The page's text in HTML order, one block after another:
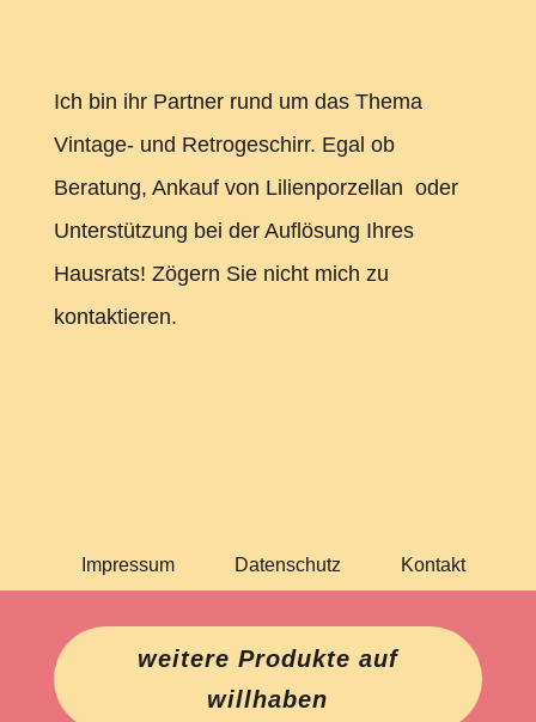
Ich bin ihr Partner rund um das Thema
Vintage- und Retrogeschirr. Egal ob
Beratung, Ankauf von Lilienporzellan oder
Unterstützung bei der Auflösung Ihres
Hausrats! Zögern Sie nicht mich zu
kontaktieren.
Impressum Datenschutz Kontakt
weitere Produkte auf
willhaben